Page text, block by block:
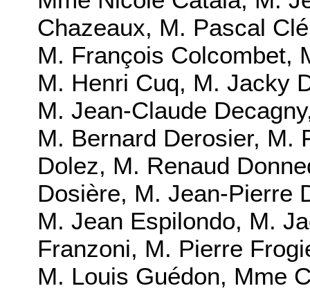
Chazeaux, M. Pascal
M. François Colcombet,
M. Henri Cuq, M. Jacky
M. Jean-Claude
M. Bernard Derosier, M.
Dolez, M. Renaud
Dosière, M. Jean-Pierre
M. Jean Espilondo, M.
Franzoni, M. Pierre
M. Louis Guédon, Mme